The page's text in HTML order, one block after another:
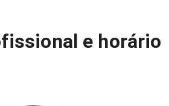
e horário